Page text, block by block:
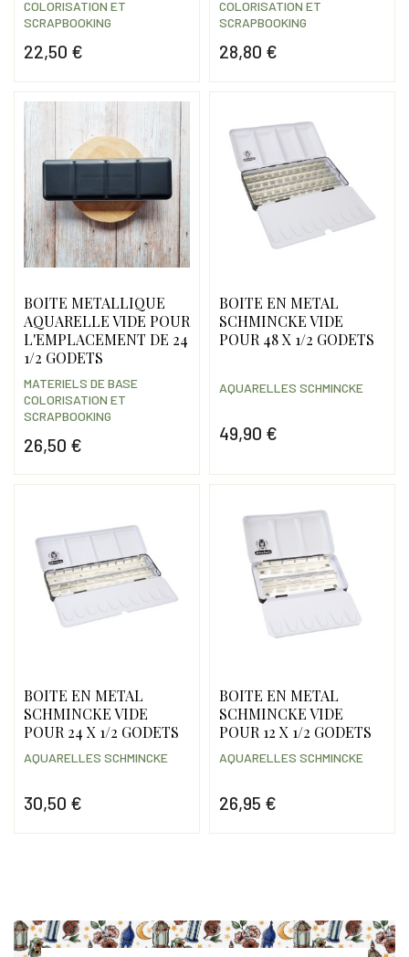
22,50 €
COLORISATION ET
SCRAPBOOKING
28,80 €
COLORISATION ET
SCRAPBOOKING
BOITE METALLIQUE
AQUARELLE VIDE POUR
L'EMPLACEMENT DE 24
1/2 GODETS
26,50 €
MATERIELS DE BASE
COLORISATION ET
SCRAPBOOKING
BOITE EN METAL
SCHMINCKE VIDE
POUR 48 X 1/2 GODETS
49,90 €
AQUARELLES SCHMINCKE
BOITE EN METAL
SCHMINCKE VIDE
POUR 24 X 1/2 GODETS
30,50 €
AQUARELLES SCHMINCKE
BOITE EN METAL
SCHMINCKE VIDE
POUR 12 X 1/2 GODETS
26,95 €
AQUARELLES SCHMINCKE